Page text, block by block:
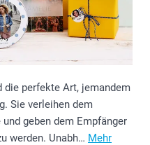
die perfekte Art, jemandem
Sie verleihen dem
geben dem Empfänger
werden. Unabh… Mehr